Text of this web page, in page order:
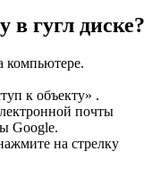
в гугл диске?
компьютере.
к объекту» .
почты
Google.
на стрелку